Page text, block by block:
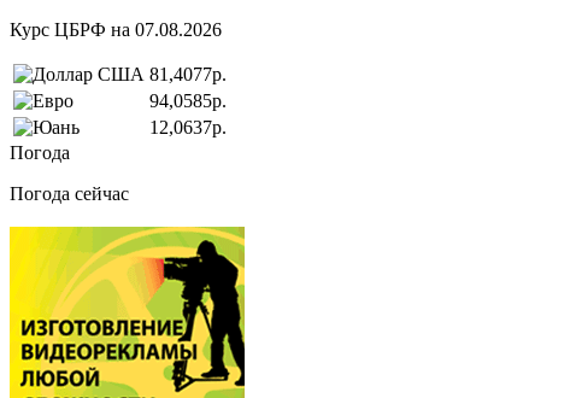
Курс ЦБРФ на 07.08.2026
81,4077р.
94,0585р.
12,0637р.
Погода
Погода сейчас